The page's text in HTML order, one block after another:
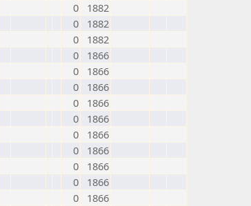
0
1882
0
1882
0
1882
0
1866
0
1866
0
1866
0
1866
0
1866
0
1866
0
1866
0
1866
0
1866
0
1866